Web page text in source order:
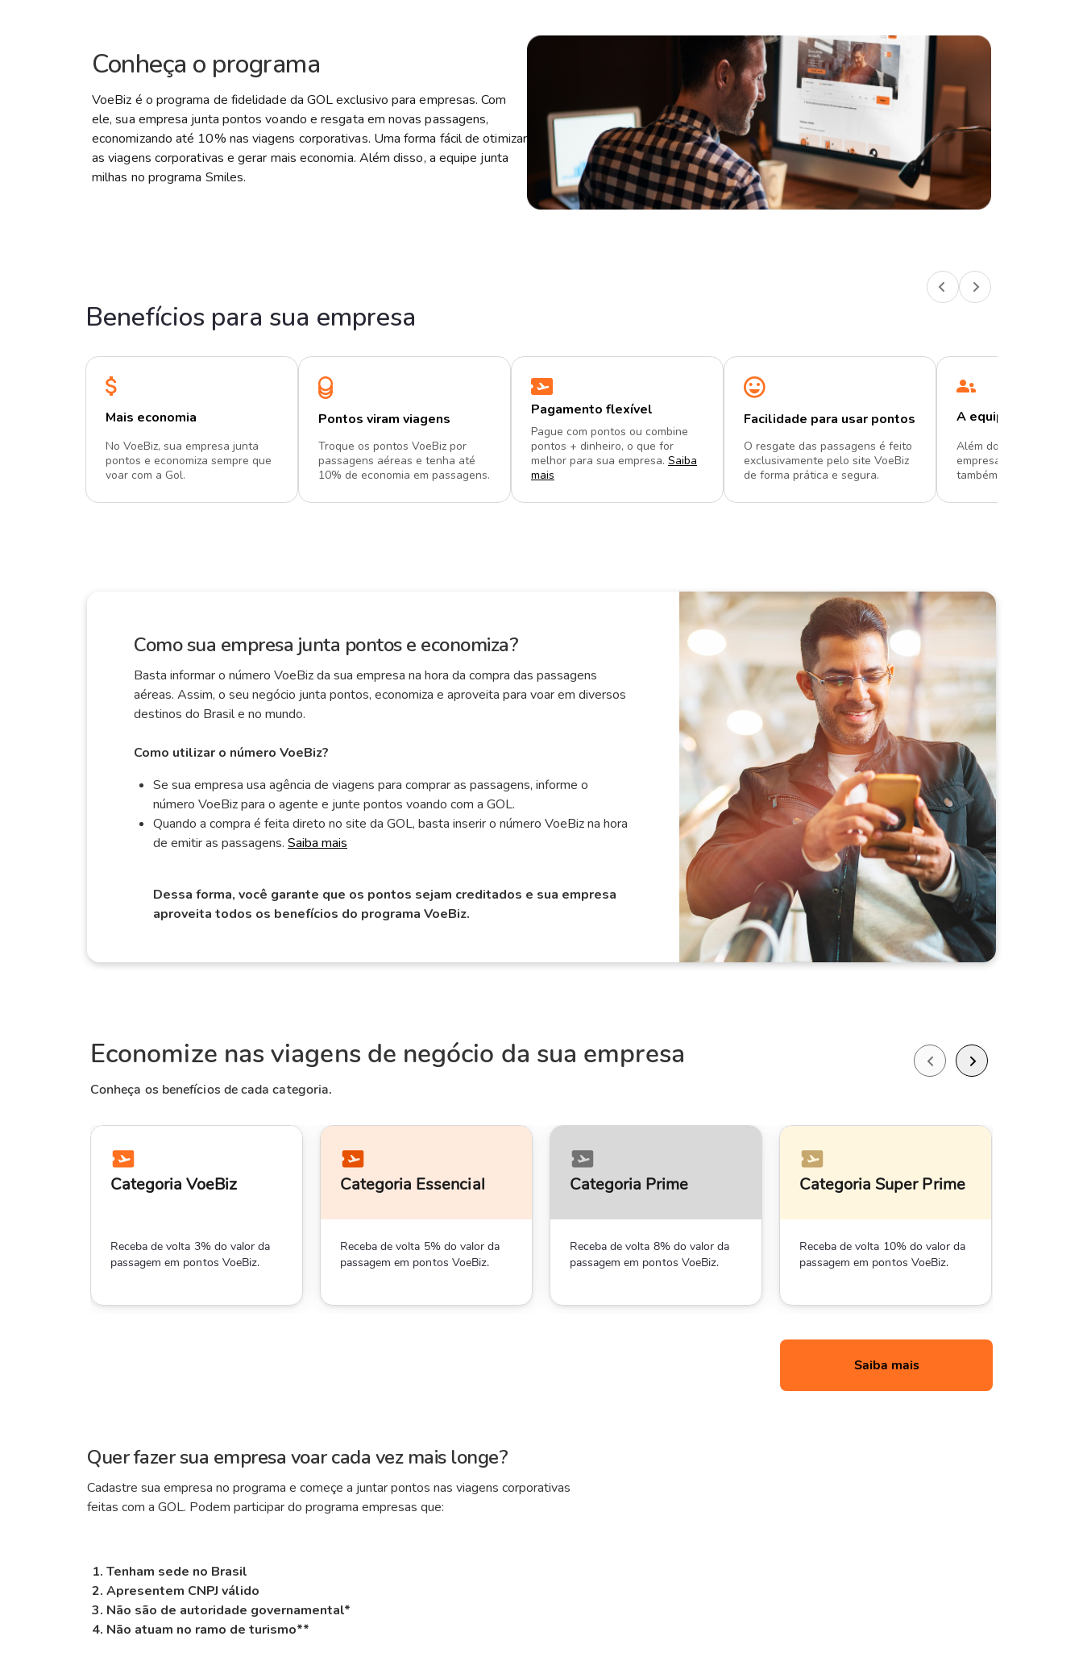
Conheça o programa
VoeBiz é o programa de fidelidade da GOL exclusivo para empresas. Com
ele, sua empresa junta pontos voando e resgata em novas passagens,
economizando até 10% nas viagens corporativas. Uma forma fácil de otimizar
as viagens corporativas e gerar mais economia. Além disso, a equipe junta
milhas no programa Smiles.
Benefícios para sua empresa
Mais economia
No VoeBiz, sua empresa junta
pontos e economiza sempre que
voar com a Gol.
Pontos viram viagens
Troque os pontos VoeBiz por
passagens aéreas e tenha até
10% de economia em passagens.
Pagamento flexível
Pague com pontos ou combine
pontos + dinheiro, o que for
melhor para sua empresa. Saiba
mais
Facilidade para usar pontos
O resgate das passagens é feito
exclusivamente pelo site VoeBiz
de forma prática e segura.
A equipe também
Além dos pontos
empresa, quem viaja a
também junta milhas na
Como sua empresa junta pontos e economiza?
Basta informar o número VoeBiz da sua empresa na hora da compra das passagens
aéreas. Assim, o seu negócio junta pontos, economiza e aproveita para voar em diversos
destinos do Brasil e no mundo.
Como utilizar o número VoeBiz?
Se sua empresa usa agência de viagens para comprar as passagens, informe o
número VoeBiz para o agente e junte pontos voando com a GOL.
Quando a compra é feita direto no site da GOL, basta inserir o número VoeBiz na hora
de emitir as passagens. Saiba mais
Dessa forma, você garante que os pontos sejam creditados e sua empresa
aproveita todos os benefícios do programa VoeBiz.
Economize nas viagens de negócio da sua empresa
Conheça os benefícios de cada categoria.
Categoria VoeBiz
Receba de volta 3% do valor da
passagem em pontos VoeBiz.
Categoria Essencial
Receba de volta 5% do valor da
passagem em pontos VoeBiz.
Categoria Prime
Receba de volta 8% do valor da
passagem em pontos VoeBiz.
Categoria Super Prime
Receba de volta 10% do valor da
passagem em pontos VoeBiz.
Saiba mais
Quer fazer sua empresa voar cada vez mais longe?
Cadastre sua empresa no programa e começe a juntar pontos nas viagens corporativas
feitas com a GOL. Podem participar do programa empresas que:
Tenham sede no Brasil
Apresentem CNPJ válido
Não são de autoridade governamental*
Não atuam no ramo de turismo**